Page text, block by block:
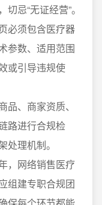
忌“无证经营”。
必须包含医疗器
参数、适用范围
或引导违规使
、商家资质、
路进行合规检
理机制。
，网络销售医疗
组建专职合规团